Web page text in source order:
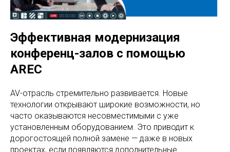
Эффективная модернизация
конференц-залов с помощью
AREC
AV-отрасль стремительно развивается. Новые
технологии открывают широкие возможности, но
часто оказываются несовместимыми с уже
установленным оборудованием. Это приводит к
дорогостоящей полной замене — даже в новых
проектах, если появляются дополнительные